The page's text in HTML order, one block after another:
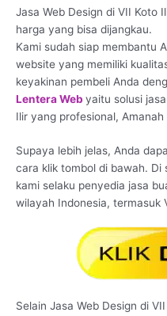
Jasa Web Design di VII Koto
harga yang bisa dijangkau.
Kami sudah siap membantu
website yang memiliki
keyakinan pembeli Anda
Lentera Web yaitu solusi
Ilir yang profesional,
Supaya lebih jelas, Anda
cara klik tombol di bawah. Di
kami selaku penyedia jasa
wilayah Indonesia, termasuk
Selain Jasa Web Design di